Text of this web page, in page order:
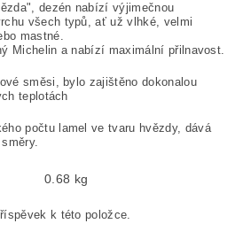
dezén nabízí výjimečnou
všech typů, ať už vlhké, velmi
mastné.
Michelin a nabízí maximální přilnavost.
směsi, bylo zajištěno dokonalou
teplotách
počtu lamel ve tvaru hvězdy, dává
0.68 kg
k této položce.